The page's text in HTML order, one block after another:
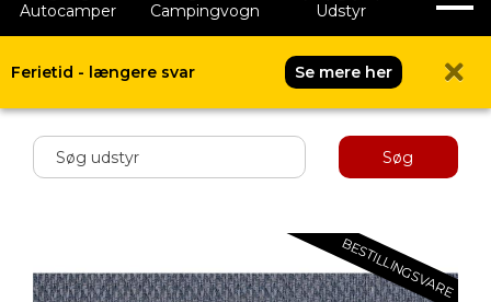
Autocamper Campingvogn Udstyr
Ferietid - længere svar
Se mere her
Søg
BESTILLINGSVARE